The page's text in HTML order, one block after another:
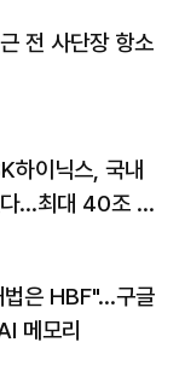
전 사단장 항소
하이닉스, 국내
…최대 40조 투
법은 HBF"…구글
메모리